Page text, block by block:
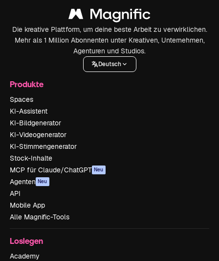
Die kreative Plattform, um deine beste Arbeit zu verwirklichen.
Mehr als 1 Million Abonnenten unter Kreativen, Unternehmen,
Agenturen und Studios.
Deutsch
Produkte
Spaces
KI-Assistent
KI-Bildgenerator
KI-Videogenerator
KI-Stimmengenerator
Stock-Inhalte
MCP für Claude/ChatGPT Neu
Agenten Neu
API
Mobile App
Alle Magnific-Tools
Loslegen
Academy